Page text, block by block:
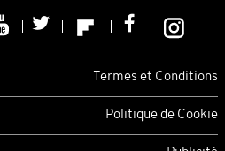
Termes et Conditions
Politique de Cookie